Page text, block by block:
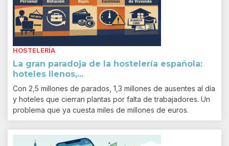
HOSTELERÍA
La gran paradoja de la hostelería española:
hoteles llenos,...
Con 2,5 millones de parados, 1,3 millones de ausentes al día
y hoteles que cierran plantas por falta de trabajadores. Un
problema que ya cuesta miles de millones de euros.